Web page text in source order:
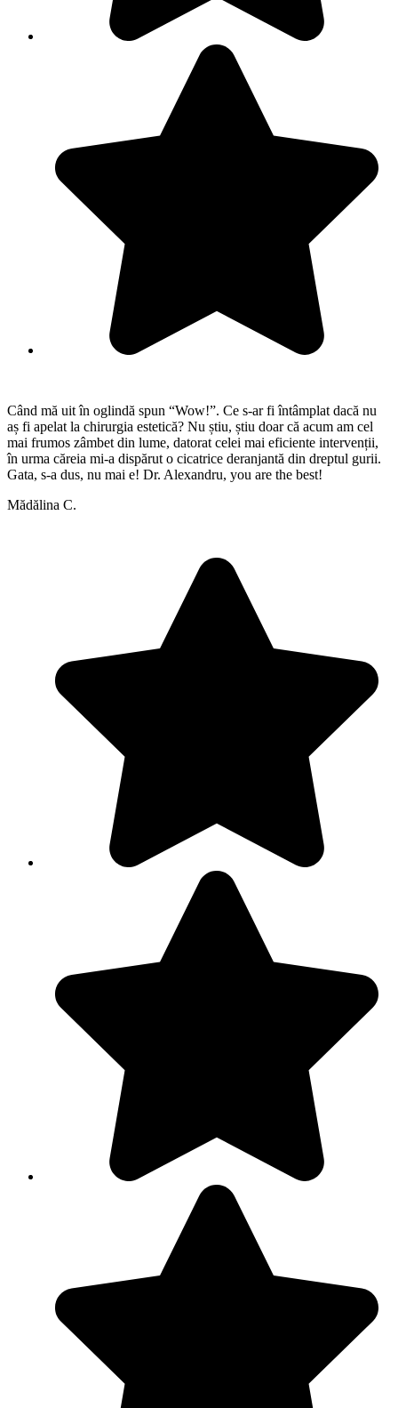
Când mă uit în oglindă spun “Wow!”. Ce s-ar fi întâmplat dacă nu
aș fi apelat la chirurgia estetică? Nu știu, știu doar că acum am cel
mai frumos zâmbet din lume, datorat celei mai eficiente intervenții,
în urma căreia mi-a dispărut o cicatrice deranjantă din dreptul gurii.
Gata, s-a dus, nu mai e! Dr. Alexandru, you are the best!
Mădălina C.